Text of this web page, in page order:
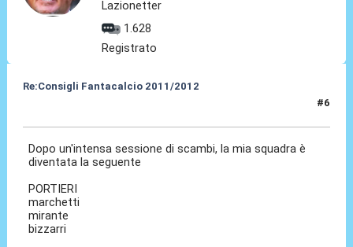
Lazionetter
1.628
Registrato
Re:Consigli Fantacalcio 2011/2012
#6
Dopo un'intensa sessione di scambi, la mia squadra è
diventata la seguente
PORTIERI
marchetti
mirante
bizzarri